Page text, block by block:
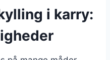
i karry: